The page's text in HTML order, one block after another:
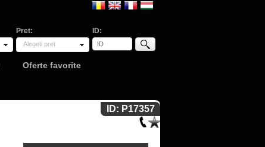
Pret:
Alegeti pret
ID:
Oferte favorite
ID: P17357